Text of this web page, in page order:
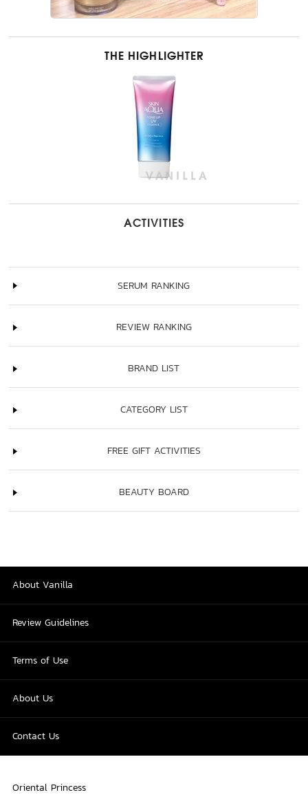
THE HIGHLIGHTER
ACTIVITIES
SERUM RANKING
REVIEW RANKING
BRAND LIST
CATEGORY LIST
FREE GIFT ACTIVITIES
BEAUTY BOARD
About Vanilla
Review Guidelines
Terms of Use
About Us
Contact Us
Oriental Princess